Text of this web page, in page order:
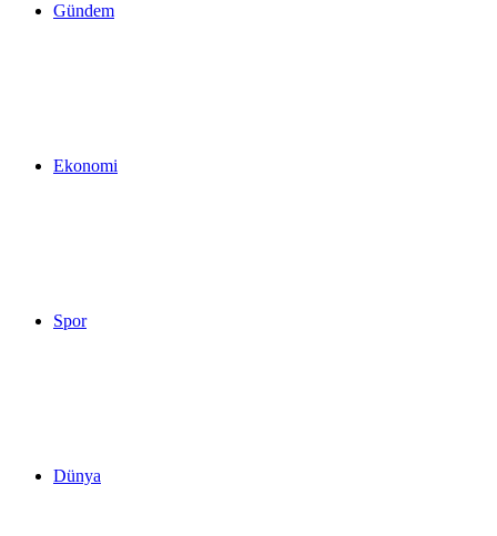
Gündem
Ekonomi
Spor
Dünya